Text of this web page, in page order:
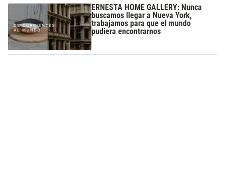
ERNESTA HOME GALLERY: Nunca
buscamos llegar a Nueva York,
trabajamos para que el mundo
pudiera encontrarnos